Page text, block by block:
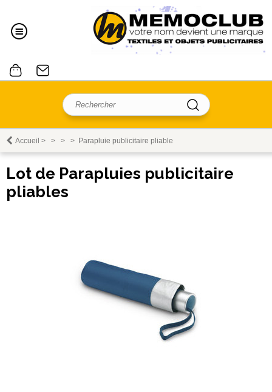
Accueil > > > > Parapluie publicitaire pliable
Lot de Parapluies publicitaire
pliables